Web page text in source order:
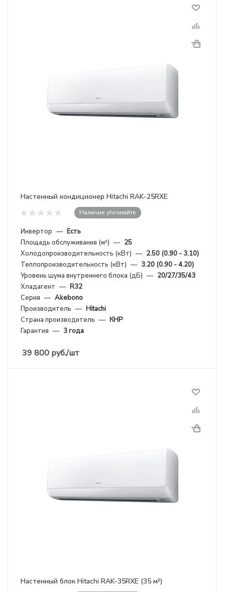
Настенный кондиционер Hitachi RAK-25RXE
Наличие уточняйте
Инвертор — Есть
Площадь обслуживания (м²) — 25
Холодопроизводительность (кВт) — 2.50 (0.90 - 3.10)
Теплопроизводительность (кВт) — 3.20 (0.90 - 4.20)
Уровень шума внутреннего блока (дБ) — 20/27/35/43
Хладагент — R32
Серия — Akebono
Производитель — Hitachi
Страна производитель — КНР
Гарантия — 3 года
39 800 руб./шт
Настенный блок Hitachi RAK-35RXE (35 м²)